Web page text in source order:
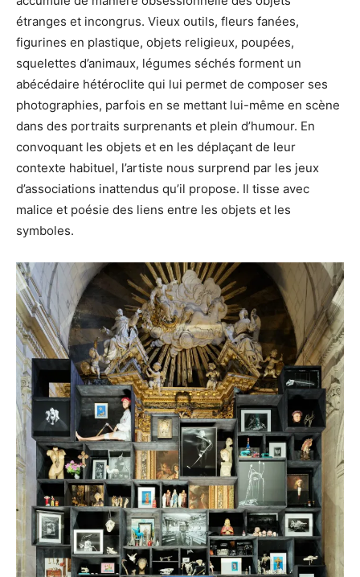
étranges et incongrus. Vieux outils, fleurs fanées,
figurines en plastique, objets religieux, poupées,
squelettes d’animaux, légumes séchés forment un
abécédaire hétéroclite qui lui permet de composer ses
photographies, parfois en se mettant lui-même en scène
dans des portraits surprenants et plein d’humour. En
convoquant les objets et en les déplaçant de leur
contexte habituel, l’artiste nous surprend par les jeux
d’associations inattendus qu’il propose. Il tisse avec
malice et poésie des liens entre les objets et les
symboles.